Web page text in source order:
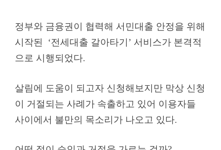
정부와 금융권이 협력해 서민대출 안정을 위해
시작된 ‘전세대출 갈아타기’ 서비스가 본격적
으로 시행되었다.
살림에 도움이 되고자 신청해보지만 막상 신청
이 거절되는 사례가 속출하고 있어 이용자들
사이에서 불만의 목소리가 나오고 있다.